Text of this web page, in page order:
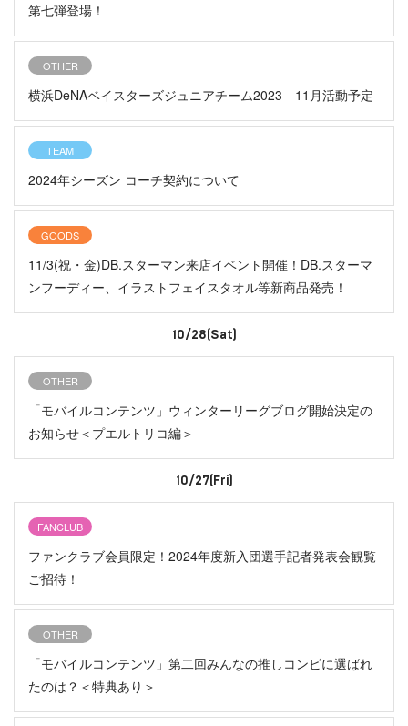
第七弾登場！
OTHER
横浜DeNAベイスターズジュニアチーム2023 11月活動予定
TEAM
2024年シーズン コーチ契約について
GOODS
11/3(祝・金)DB.スターマン来店イベント開催！DB.スターマ
ンフーディー、イラストフェイスタオル等新商品発売！
10/28(Sat)
OTHER
「モバイルコンテンツ」ウィンターリーグブログ開始決定の
お知らせ＜プエルトリコ編＞
10/27(Fri)
FANCLUB
ファンクラブ会員限定！2024年度新入団選手記者発表会観覧
ご招待！
OTHER
「モバイルコンテンツ」第二回みんなの推しコンビに選ばれ
たのは？＜特典あり＞